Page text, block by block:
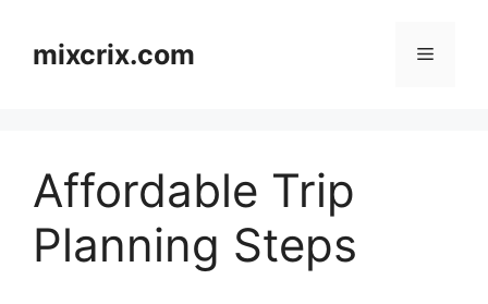
contentmixcrix.com Menu
Affordable Trip
Planning Steps